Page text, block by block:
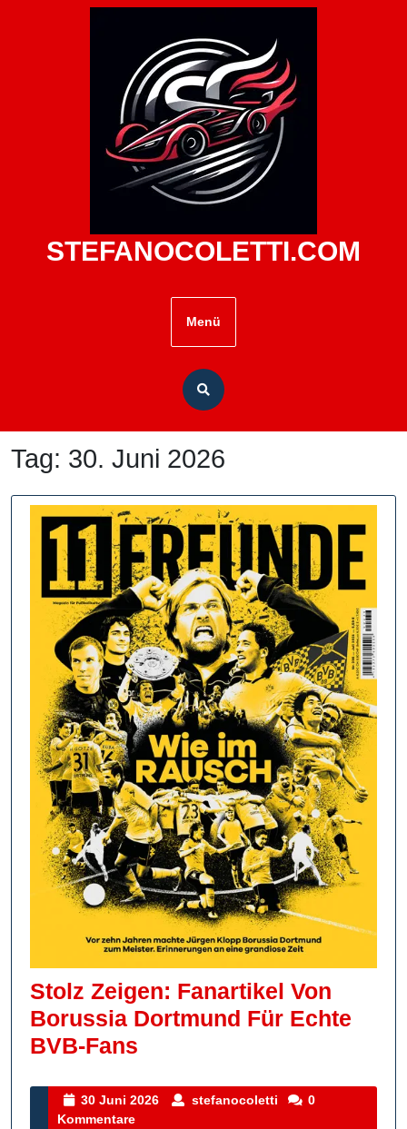
STEFANOCOLETTI.COM
Menü
Tag: 30. Juni 2026
Stolz Zeigen: Fanartikel Von
Borussia Dortmund Für Echte
BVB-Fans
Fanartikel
30 Juni 2026
30
stefanocoletti stefanocoletti
0
Kommentare